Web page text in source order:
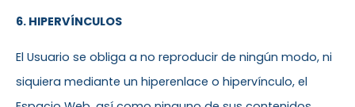
6. HIPERVÍNCULOS
El Usuario se obliga a no reproducir de ningún modo, ni
siquiera mediante un hiperenlace o hipervínculo, el